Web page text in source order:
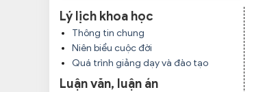
Lý lịch khoa học
Thông tin chung
Niên biểu cuộc đời
Quá trình giảng dạy và đào tạo
Luận văn, luận án